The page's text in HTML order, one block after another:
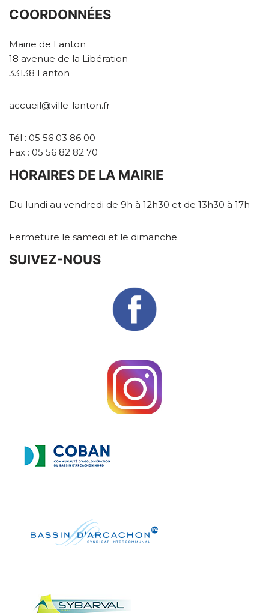
COORDONNÉES
Mairie de Lanton
18 avenue de la Libération
33138 Lanton
accueil@ville-lanton.fr
Tél : 05 56 03 86 00
Fax : 05 56 82 82 70
HORAIRES DE LA MAIRIE
Du lundi au vendredi de 9h à 12h30 et de 13h30 à 17h
Fermeture le samedi et le dimanche
SUIVEZ-NOUS